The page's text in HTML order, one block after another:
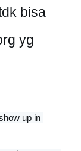
bisa
yg
up in